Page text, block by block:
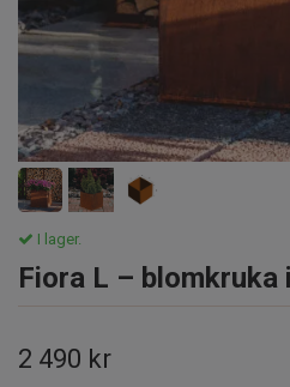
I lager.
Fiora L – blomkruka
2 490 kr